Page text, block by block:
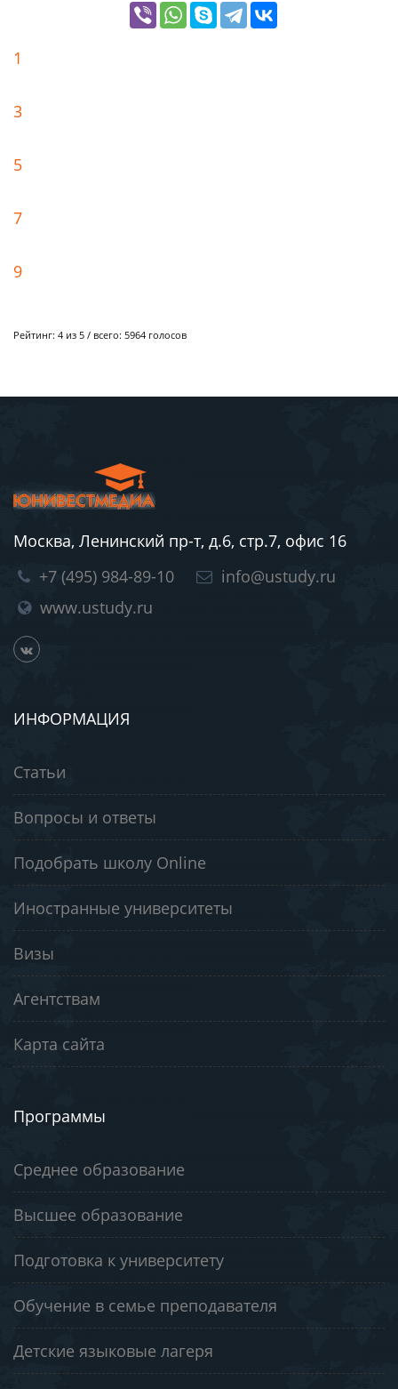
1
3
5
7
9
Рейтинг: 4 из 5 / всего: 5964 голосов
Москва, Ленинский пр-т, д.6, стр.7, офис 16
+7 (495) 984-89-10
info@ustudy.ru
www.ustudy.ru
ИНФОРМАЦИЯ
Статьи
Вопросы и ответы
Подобрать школу Online
Иностранные университеты
Визы
Агентствам
Карта сайта
Программы
Среднее образование
Высшее образование
Подготовка к университету
Обучение в семье преподавателя
Детские языковые лагеря